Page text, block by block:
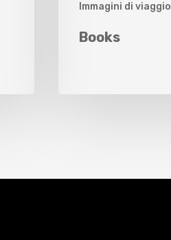
Immagini di viaggio
Books